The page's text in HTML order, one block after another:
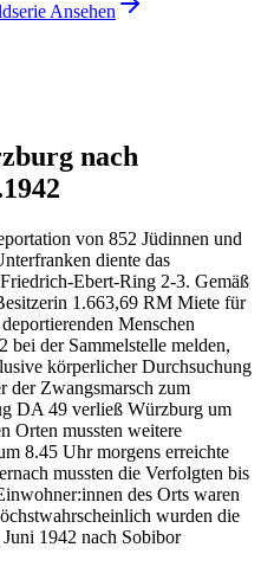
Ansehen
nach
von 852 Jüdinnen und
diente das
Ebert-Ring 2-3. Gemäß
1.663,69 RM Miete für
Menschen
bei der Sammelstelle melden,
körperlicher Durchsuchung
der Zwangsmarsch zum
DA 49 verließ Würzburg um
Orten mussten weitere
8.45 Uhr morgens erreichte
mussten die Verfolgten bis
des Orts waren
wurden die
1942 nach Sobibor